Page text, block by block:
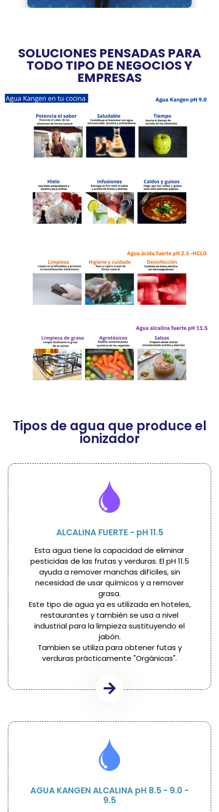
SOLUCIONES PENSADAS PARA
TODO TIPO DE NEGOCIOS Y
EMPRESAS
Tipos de agua que produce el
ionizador
ALCALINA FUERTE - pH 11.5
Esta agua tiene la capacidad de eliminar
pesticidas de las frutas y verduras. El pH 11.5
ayuda a remover manchas difíciles, sin
necesidad de usar químicos y a remover
grasa.
Este tipo de agua ya es utilizada en hoteles,
restaurantes y también se usa a nivel
industrial para la limpieza sustituyendo el
jabón.
Tambien se utiliza para obtener futas y
verduras prácticamente "Orgánicas".
AGUA KANGEN ALCALINA pH 8.5 - 9.0 -
9.5